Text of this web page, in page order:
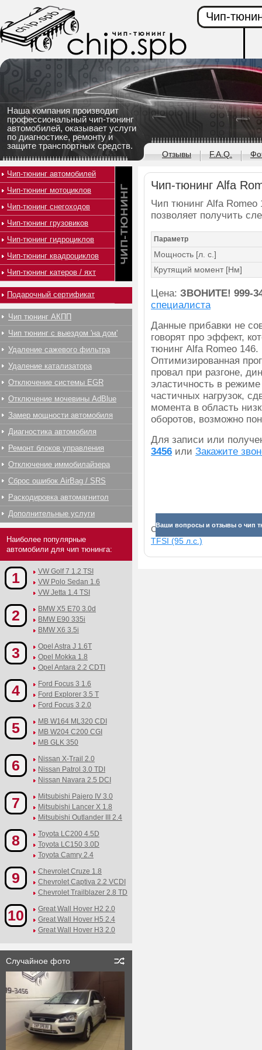
Наша компания производит
профессиональный чип-тюнинг
автомобилей, оказывает услуги
по диагностике, ремонту и
защите транспортных средств.
Чип-
Отзывы F.A.Q.
Чип-тюнинг Alfa
Чип тюнинг Alfa Romeo
позволяет получить
Параметр
Мощность [л. с.]
Крутящий момент [Нм]
Цена: ЗВОНИТЕ! 999-
специалиста
Данные прибавки не
говорят про эффект,
тюнинг Alfa Romeo 146.
Оптимизированная
провал при разгоне,
эластичность в
частичных нагрузок,
момента в область
оборотов, возможно
Для записи или
3456 или Закажите
Ваши вопросы и отзывы о чип
Смотрите прибавки для
TFSI (95 л.с.)
Чип-тюнинг автомобилей
Чип-тюнинг мотоциклов
Чип-тюнинг снегоходов
Чип-тюнинг грузовиков
Чип-тюнинг гидроциклов
Чип-тюнинг квадроциклов
Чип-тюнинг катеров / яхт
Подарочный сертификат
Чип тюнинг АКПП
Чип тюнинг с выездом 'на дом'
Удаление сажевого фильтра
Удаление катализатора
Отключение системы EGR
Отключение мочевины AdBlue
Замер мощности автомобиля
Диагностика автомобиля
Ремонт блоков управления
Отключение иммобилайзера
Сброс ошибок AirBag / SRS
Раскодировка автомагнитол
Дополнительные услуги
Наиболее популярные
автомобили для чип тюнинга:
1
VW Golf 7 1.2 TSI
VW Polo Sedan 1.6
VW Jetta 1.4 TSI
2
BMW X5 E70 3.0d
BMW E90 335i
BMW X6 3.5i
3
Opel Astra J 1.6T
Opel Mokka 1.8
Opel Antara 2.2 CDTI
4
Ford Focus 3 1.6
Ford Explorer 3.5 T
Ford Focus 3 2.0
5
MB W164 ML320 CDI
MB W204 C200 CGI
MB GLK 350
6
Nissan X-Trail 2.0
Nissan Patrol 3.0 TDI
Nissan Navara 2.5 DCI
7
Mitsubishi Pajero IV 3.0
Mitsubishi Lancer X 1.8
Mitsubishi Outlander III 2.4
8
Toyota LC200 4.5D
Toyota LC150 3.0D
Toyota Camry 2.4
9
Chevrolet Cruze 1.8
Chevrolet Captiva 2.2 VCDI
Chevrolet Trailblazer 2.8 TD
10
Great Wall Hover H2 2.0
Great Wall Hover H5 2.4
Great Wall Hover H3 2.0
Случайное фото